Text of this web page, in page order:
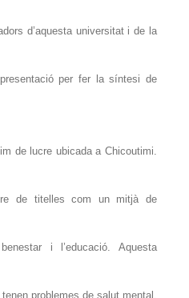
d’aquesta universitat i de la
per fer la síntesi de
de lucre ubicada a Chicoutimi.
de titelles com un mitjà de
i l’educació. Aquesta
problemes de salut mental,